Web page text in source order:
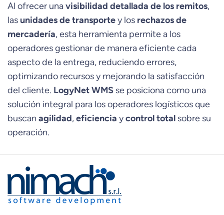
Al ofrecer unavisibilidad detallada de los remitos,
lasunidades de transportey los rechazos de
mercadería, esta herramienta permite a los
operadores gestionar de manera eficiente cada
aspecto de la entrega, reduciendo errores,
optimizando recursos y mejorando la satisfacción
del cliente. LogyNet WMS se posiciona como una
solución integral para los operadores logísticos que
buscan agilidad,eficiencia ycontrol total sobre su
operación.